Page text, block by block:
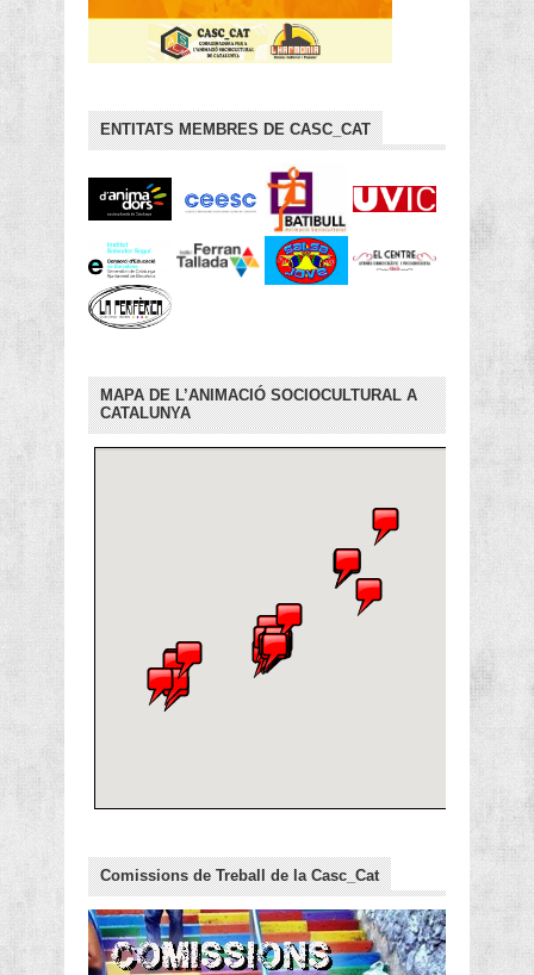
ENTITATS MEMBRES DE CASC_CAT
MAPA DE L’ANIMACIÓ SOCIOCULTURAL A
CATALUNYA
Comissions de Treball de la Casc_Cat